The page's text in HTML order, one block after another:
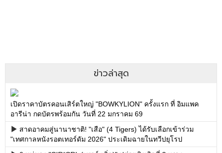
ข่าวล่าสุด
เปิดราคาบัตรคอนเสิร์ตใหญ่ "BOWKYLION" ครั้งแรก ที่ อิมแพค
อารีน่า กดบัตรพร้อมกัน วันที่ 22 มกราคม 69
สาดอาคมสู่นานาชาติ! "เสือ" (4 Tigers) ได้รับเลือกเข้าร่วม
"เทศกาลหนังรอตเทอร์ดัม 2026" ประเดิมฉายในทวีปยุโรป